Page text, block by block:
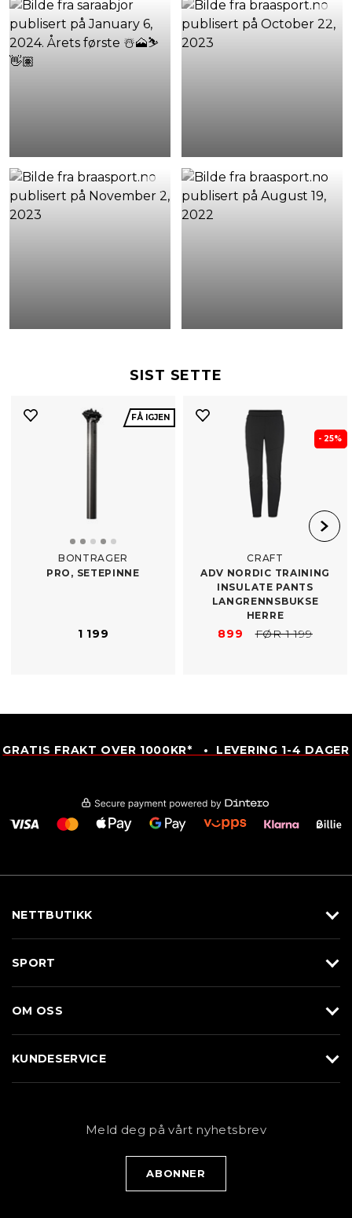
SIST SETTE
FÅ IGJEN
BONTRAGER
PRO, SETEPINNE
1 199
- 25%
CRAFT
ADV NORDIC TRAINING
INSULATE PANTS
LANGRENNSBUKSE
HERRE
899 FØR 1 199
GRATIS FRAKT OVER 1000KR* • LEVERING 1-4 DAGER
NETTBUTIKK
Sko
Merkevarer
SPORT
Løp
Sykkel
OM OSS
KUNDESERVICE
PersonvernerklæringMeld deg på vårt nyhetsbrev